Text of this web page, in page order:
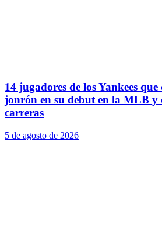
14 jugadores de los Yankees
jonrón en su debut en la MLB y
carreras
5 de agosto de 2026